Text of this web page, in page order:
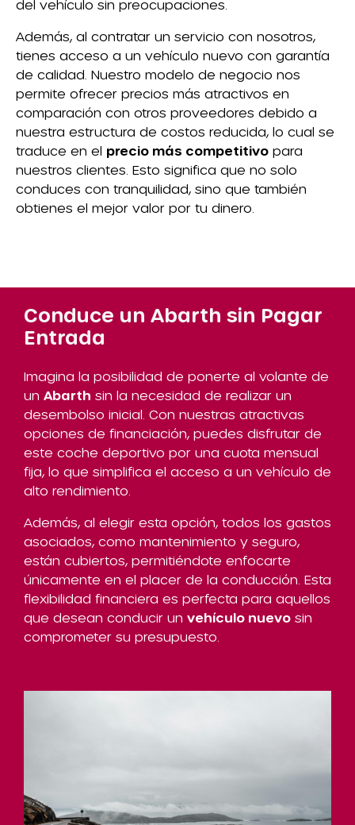
del vehículo sin preocupaciones.
Además, al contratar un servicio con nosotros,
tienes acceso a un vehículo nuevo con garantía
de calidad. Nuestro modelo de negocio nos
permite ofrecer precios más atractivos en
comparación con otros proveedores debido a
nuestra estructura de costos reducida, lo cual se
traduce en el precio más competitivo para
nuestros clientes. Esto significa que no solo
conduces con tranquilidad, sino que también
obtienes el mejor valor por tu dinero.
Conduce un Abarth sin Pagar
Entrada
Imagina la posibilidad de ponerte al volante de
un Abarth sin la necesidad de realizar un
desembolso inicial. Con nuestras atractivas
opciones de financiación, puedes disfrutar de
este coche deportivo por una cuota mensual
fija, lo que simplifica el acceso a un vehículo de
alto rendimiento.
Además, al elegir esta opción, todos los gastos
asociados, como mantenimiento y seguro,
están cubiertos, permitiéndote enfocarte
únicamente en el placer de la conducción. Esta
flexibilidad financiera es perfecta para aquellos
que desean conducir un vehículo nuevo sin
comprometer su presupuesto.